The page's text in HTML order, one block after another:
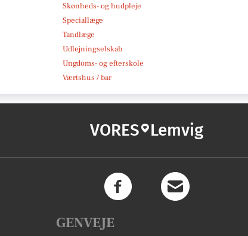
Skønheds- og hudpleje
Speciallæge
Tandlæge
Udlejningselskab
Ungdoms- og efterskole
Værtshus / bar
VORES Lemvig
GENVEJE